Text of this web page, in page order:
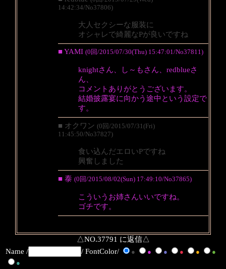
14:42:34/No37806)
大人セクシーな服装に
オシャレで綺麗なPが良いですね
■ YAMI (0回/2015/07/30(Thu) 15:47:01/No37811)
knightさん、し～もさん、redblueさ
ん、
コメントありがとうございます。
結婚披露宴に向かう途中という設定で
す。
■ オクワン (0回/2015/07/31(Fri)
11:45:50/No37827)
食い込んだエロいPですね
興奮しました
■ 泰 (0回/2015/08/02(Sun) 17:49:10/No37865)
こういうお姉さんいいですね。
ゴチです。
△NO.37791 に返信△
Name /
/ FontColor/ ● ● ● ● ●
●
●